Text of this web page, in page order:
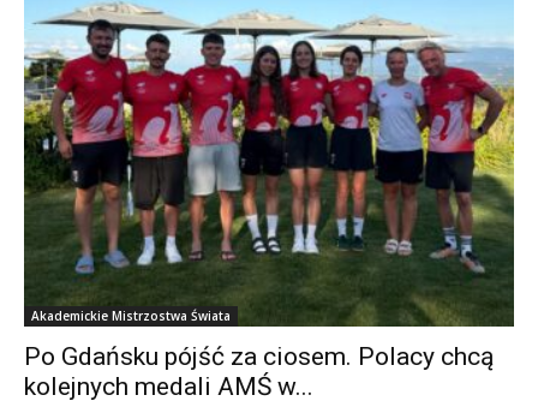
Akademickie Mistrzostwa Świata
Po Gdańsku pójść za ciosem. Polacy chcą
kolejnych medali AMŚ w...